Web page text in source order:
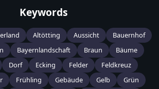
Keywords
Altötting Aussicht
Bauernhof
Bayernlandschaft Braun
Bäume
Dorf Ecking Felder
Feldkreuz
Frühling Gebäude Gelb
Grün